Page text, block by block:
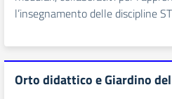
l’insegnamento delle discipline
Orto didattico e Giardino